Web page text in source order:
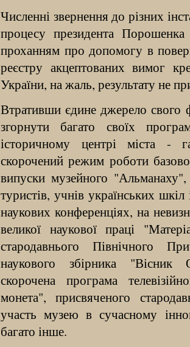
Численні звернення до різних
процесу президента
проханням про допомогу в
реєстру акцептованих вимог
України, на жаль, результату не
Втративши єдине джерело свого
згорнути багато своїх
історичному центрі міста -
скорочений режим роботи
випуски музейного "Альманаху",
туристів, учнів українських
наукових конференціях, на
великої наукової праці
стародавнього Північного
наукового збірника "Вісник
скорочена програма
монета", присвяченого
участь музею в сучасному
багато інше.